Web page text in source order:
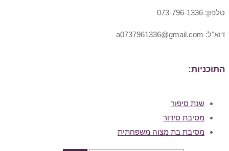
טלפון: 073-796-1336
דוא"ל: a0737961336@gmail.com
התוכניות:
שנת סיפור
מסיבת סידור
מסיבת בת מצוה משפחתית